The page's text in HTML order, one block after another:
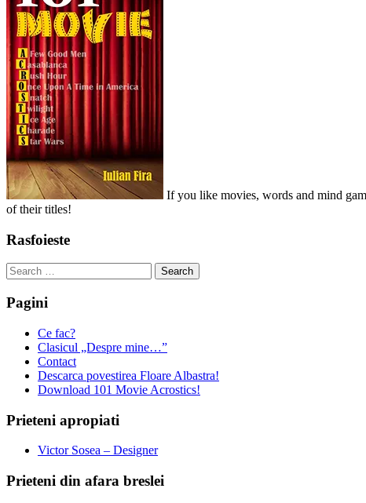
If you like movies, words and mind
of their titles!
Rasfoieste
Search
for:
Pagini
Ce fac?
Clasicul „Despre mine…”
Contact
Descarca povestirea Floare Albastra!
Download 101 Movie Acrostics!
Prieteni apropiati
Victor Sosea – Designer
Prieteni din afara breslei